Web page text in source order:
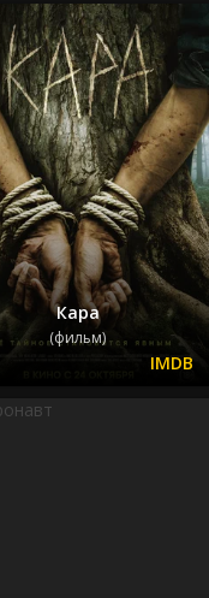
Кара
(фильм)